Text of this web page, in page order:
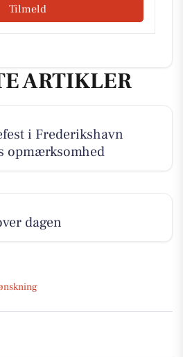
Tilmeld
ARTIKLER
i Frederikshavn
dagen